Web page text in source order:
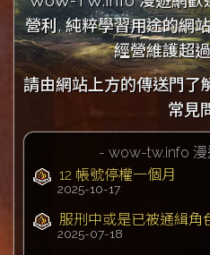
營利, 純粹學習用途的網
經營維護超
請由網站上方的傳送門了
常見
- wow-tw.info 漫
12 帳號停權一個月
2025-10-17
服刑中或是已被通緝角
2025-07-18